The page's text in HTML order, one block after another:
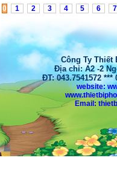
0 1 2 3 4 5 6 7
Công Ty Thiết
Địa chỉ: A2 -2
ĐT: 043.7541572 ***
website:
Email: